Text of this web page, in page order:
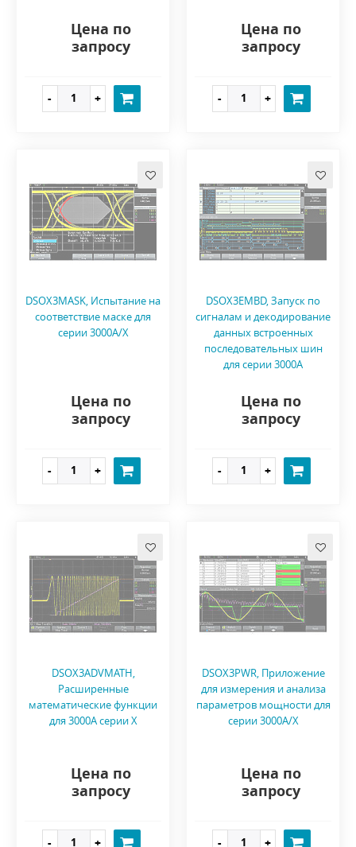
Цена по
запросу
Цена по
запросу
DSOX3MASK, Испытание на
соответствие маске для
серии 3000A/X
Цена по
запросу
DSOX3EMBD, Запуск по
сигналам и декодирование
данных встроенных
последовательных шин
для серии 3000A
Цена по
запросу
DSOX3ADVMATH,
Расширенные
математические функции
для 3000A серии X
Цена по
запросу
DSOX3PWR, Приложение
для измерения и анализа
параметров мощности для
серии 3000A/X
Цена по
запросу